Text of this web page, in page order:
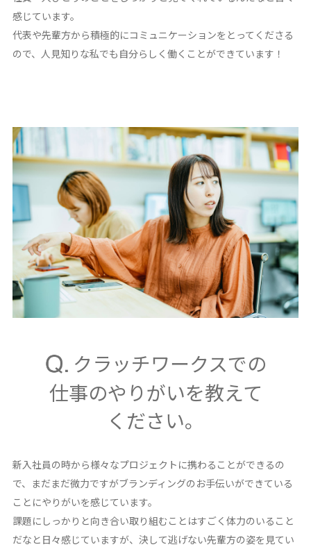
感じています。
代表や先輩方から積極的にコミュニケーションをとってくださる
ので、人見知りな私でも自分らしく働くことができています！
クラッチワークスでの
仕事のやりがいを教えて
ください。
新入社員の時から様々なプロジェクトに携わることができるの
で、まだまだ微力ですがブランディングのお手伝いができている
ことにやりがいを感じています。
課題にしっかりと向き合い取り組むことはすごく体力のいること
だなと日々感じていますが、決して逃げない先輩方の姿を見てい